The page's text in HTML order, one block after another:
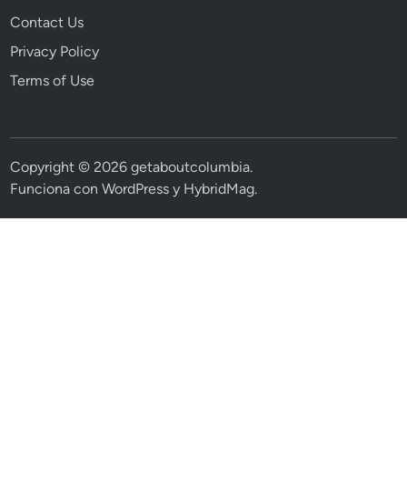
Contact Us
Privacy Policy
Terms of Use
Copyright © 2026getaboutcolumbia.
Funciona conWordPress y HybridMag.